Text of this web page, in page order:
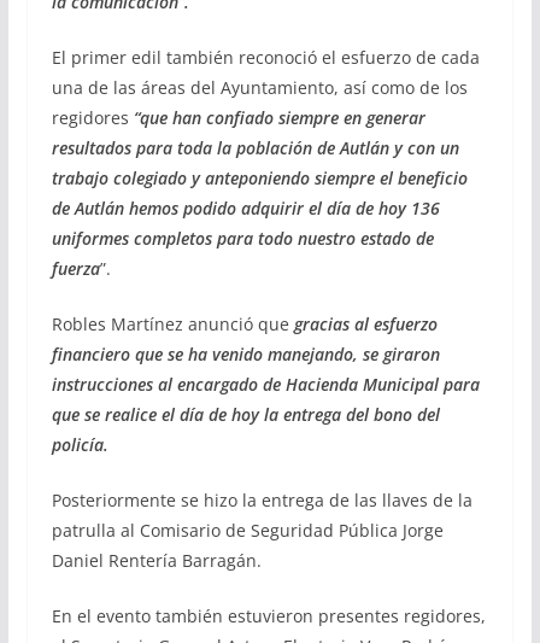
El primer edil también reconoció el esfuerzo de cada
una de las áreas del Ayuntamiento, así como de los
regidores “que han confiado siempre en generar
resultados para toda la población de Autlán y con un
trabajo colegiado y anteponiendo siempre el beneficio
de Autlán hemos podido adquirir el día de hoy 136
uniformes completos para todo nuestro estado de
fuerza”.
Robles Martínez anunció que gracias al esfuerzo
financiero que se ha venido manejando, se giraron
instrucciones al encargado de Hacienda Municipal para
que se realice el día de hoy la entrega del bono del
policía.
Posteriormente se hizo la entrega de las llaves de la
patrulla al Comisario de Seguridad Pública Jorge
Daniel Rentería Barragán.
En el evento también estuvieron presentes regidores,